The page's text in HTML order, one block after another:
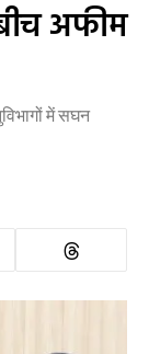
अफीम
में सघन